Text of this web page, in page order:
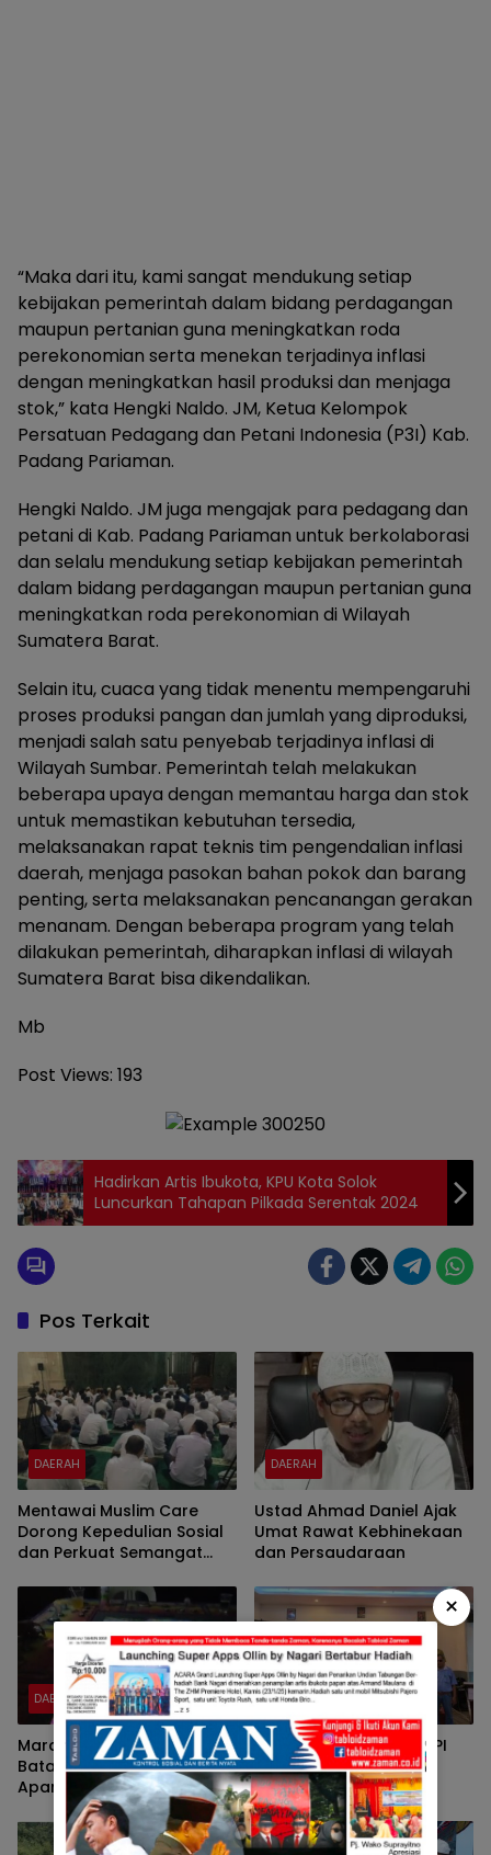
“Maka dari itu, kami sangat mendukung setiap
kebijakan pemerintah dalam bidang perdagangan
maupun pertanian guna meningkatkan roda
perekonomian serta menekan terjadinya inflasi
dengan meningkatkan hasil produksi dan menjaga
stok,” kata Hengki Naldo. JM, Ketua Kelompok
Persatuan Pedagang dan Petani Indonesia (P3I) Kab.
Padang Pariaman.
Hengki Naldo. JM juga mengajak para pedagang dan
petani di Kab. Padang Pariaman untuk berkolaborasi
dan selalu mendukung setiap kebijakan pemerintah
dalam bidang perdagangan maupun pertanian guna
meningkatkan roda perekonomian di Wilayah
Sumatera Barat.
Selain itu, cuaca yang tidak menentu mempengaruhi
proses produksi pangan dan jumlah yang diproduksi,
menjadi salah satu penyebab terjadinya inflasi di
Wilayah Sumbar. Pemerintah telah melakukan
beberapa upaya dengan memantau harga dan stok
untuk memastikan kebutuhan tersedia,
melaksanakan rapat teknis tim pengendalian inflasi
daerah, menjaga pasokan bahan pokok dan barang
penting, serta melaksanakan pencanangan gerakan
menanam. Dengan beberapa program yang telah
dilakukan pemerintah, diharapkan inflasi di wilayah
Sumatera Barat bisa dikendalikan.
Mb
Post Views: 193
Hadirkan Artis Ibukota, KPU Kota Solok
Luncurkan Tahapan Pilkada Serentak 2024
Pos Terkait
DAERAH
Mentawai Muslim Care
Dorong Kepedulian Sosial
dan Perkuat Semangat
Masyarakat
DAERAH
Ustad Ahmad Daniel Ajak
Umat Rawat Kebhinekaan
dan Persaudaraan
DAERAH
Marak Judi Gelper di
Batam, Warga Kecewa
Aparat Belum Bertindak
DAERAH
Menjelang Pemilu, IKAPPI
Sumbar Ajak Jaga
Stabilitas Harga
Kebutuhan dan
Ketersediaan Bahan Pokok
×